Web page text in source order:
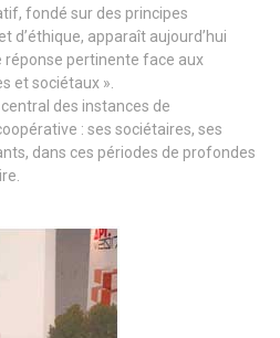
fondé sur des principes
d’éthique, apparaît aujourd’hui
réponse pertinente face aux
et sociétaux ».
central des instances de
: ses sociétaires, ses
dans ces périodes de profondes